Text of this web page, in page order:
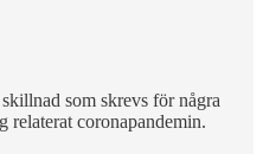
som skrevs för några
relaterat coronapandemin.